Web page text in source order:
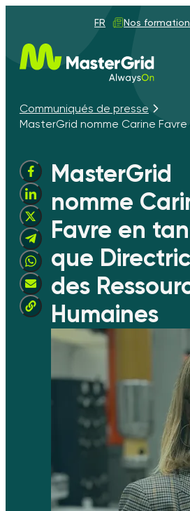
FR Nos
Communiqués de presse
MasterGrid nomme Carine
MasterGrid
nomme
Favre en
que
des
Humaines